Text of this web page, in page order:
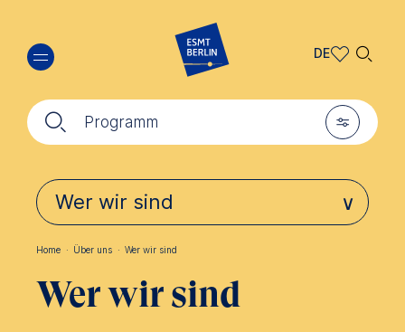
zum
Inhalt
🔍︎ Programm 🎚︎
DE
EN
🔍︎
Pfadnavigation
Home · Über uns · Wer wir sind
Wer wir sind